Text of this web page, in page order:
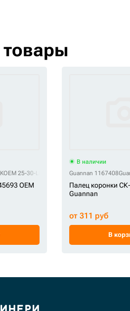
OEM 25-30-LKR OEM 4480011OEM 4506257
OEM
В наличии
Guannan 1167408
Палец коронки
Guannan
от 311 руб
В